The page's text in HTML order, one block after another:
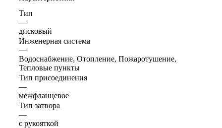
Тип
—
дисковый
Инженерная система
—
Водоснабжение, Отопление, Пожаротушение,
Тепловые пункты
Тип присоединения
—
межфланцевое
Тип затвора
—
с рукояткой